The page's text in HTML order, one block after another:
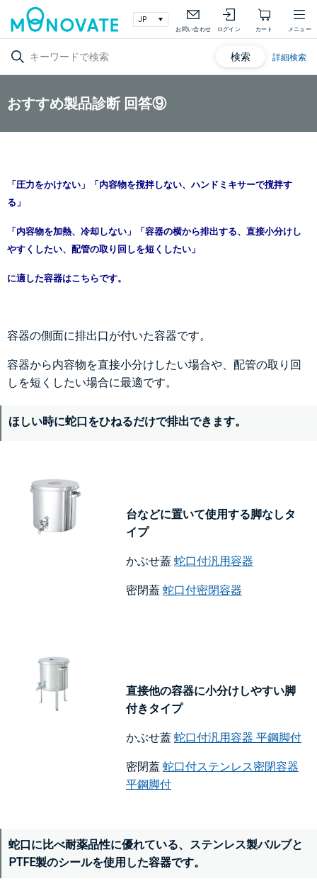
お問い合わせ ログイン カート メニュー
検索 詳細検索
おすすめ製品診断 回答⑨
「圧力をかけない」 「 内容物を撹拌しない、ハンドミキサーで撹拌す
る 」
「内容物を加熱、冷却しない」「容器の横から排出する、直接小分けし
やすくしたい、配管の取り回しを短くしたい」
に適した容器はこちらです。
容器の側面に排出口が付いた容器です。
容器から内容物を直接小分けしたい場合や、配管の取り回
しを短くしたい場合に最適です。
ほしい時に蛇口をひねるだけで排出できます。
台などに置いて使用する脚なしタ
イプ
かぶせ蓋 蛇口付汎用容器
密閉蓋 蛇口付密閉容器
直接他の容器に小分けしやすい脚
付きタイプ
かぶせ蓋 蛇口付汎用容器 平鋼脚付
密閉蓋 蛇口付ステンレス密閉容器
平鋼脚付
蛇口に比べ耐薬品性に優れている、ステンレス製バルブと
PTFE製のシールを使用した容器です。